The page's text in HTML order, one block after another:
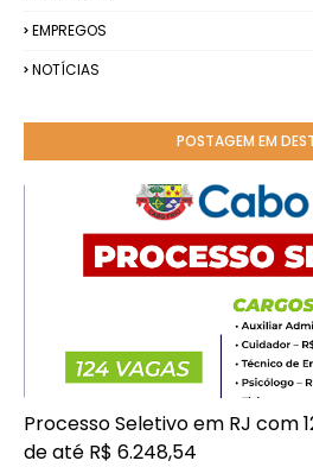
EMPREGOS
NOTÍCIAS
POSTAGEM EM
Processo Seletivo em RJ com
de até R$ 6.248,54